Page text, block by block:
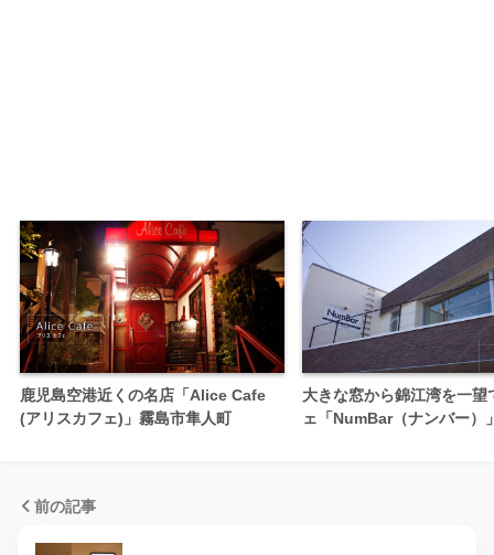
鹿児島空港近くの名店「Alice Cafe
(アリスカフェ)」霧島市隼人町
大きな窓から錦江湾を一望
ェ「NumBar（ナンバー）
前の記事